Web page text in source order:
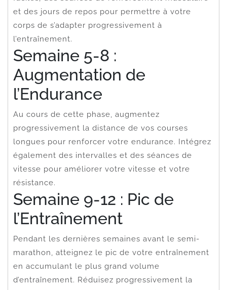
et des jours de repos pour permettre à votre
corps de s’adapter progressivement à
l’entraînement.
Semaine 5-8 :
Augmentation de
l’Endurance
Au cours de cette phase, augmentez
progressivement la distance de vos courses
longues pour renforcer votre endurance. Intégrez
également des intervalles et des séances de
vitesse pour améliorer votre vitesse et votre
résistance.
Semaine 9-12 : Pic de
l’Entraînement
Pendant les dernières semaines avant le semi-
marathon, atteignez le pic de votre entraînement
en accumulant le plus grand volume
d’entraînement. Réduisez progressivement la